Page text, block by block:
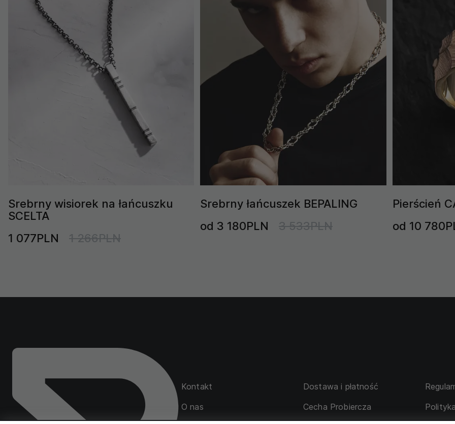
Srebrny wisiorek na łańcuszku
SCELTA
1 077PLN
1 266PLN
Srebrny łańcuszek BEPALING
od 3 180PLN
3 533PLN
Pierścień
od 10
Kontakt Dostawa i płatność
O nas
Cecha Probiercza